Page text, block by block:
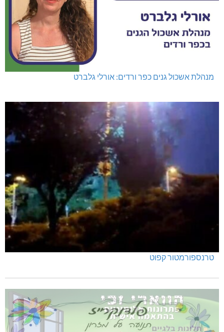
מנהלת אשכול גנים כפר ורדים: אורלי גלברט
טרנספורמטור קפוט